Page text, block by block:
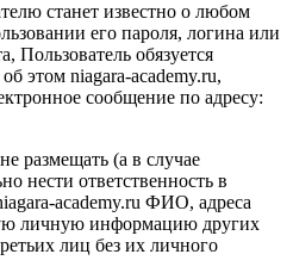
станет известно о любом
его пароля, логина или
Пользователь обязуется
этом niagara-academy.ru,
сообщение по адресу:
размещать (а в случае
нести ответственность в
academy.ru ФИО, адреса
личную информацию других
лиц без их личного